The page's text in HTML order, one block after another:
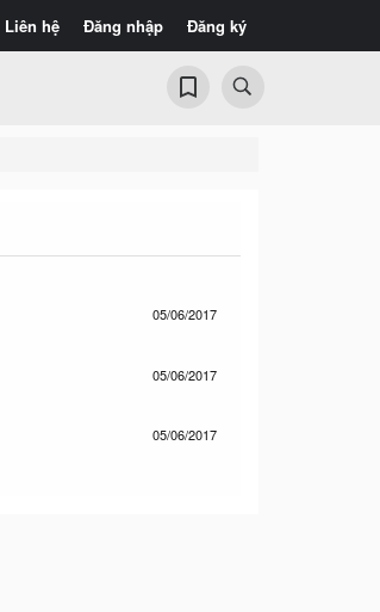
Liên hệ Đăng nhập Đăng ký
05/06/2017
05/06/2017
05/06/2017